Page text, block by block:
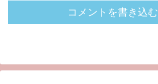
コメントを書き込む